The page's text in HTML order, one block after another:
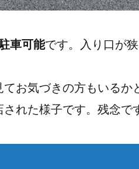
車可能です。入り口が
てお気づきの方もいるか
された様子です。残念で